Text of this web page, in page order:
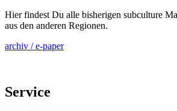
Hier findest Du alle bisherigen subculture
aus den anderen Regionen.
archiv / e-paper
Service